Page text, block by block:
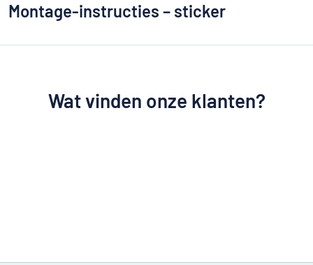
Montage-instructies – sticker
Wat vinden onze klanten?